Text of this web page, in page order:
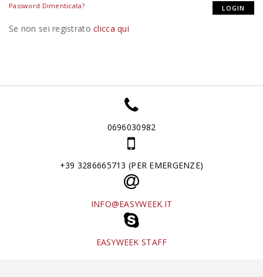
Password Dimenticata?
Se non sei registratoclicca qui
0696030982
+39 3286665713 (PER EMERGENZE)
INFO@EASYWEEK.IT
EASYWEEK STAFF